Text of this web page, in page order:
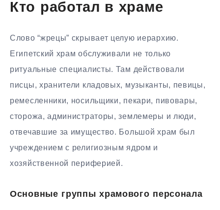
Кто работал в храме
Слово “жрецы” скрывает целую иерархию.
Египетский храм обслуживали не только
ритуальные специалисты. Там действовали
писцы, хранители кладовых, музыканты, певицы,
ремесленники, носильщики, пекари, пивовары,
сторожа, администраторы, землемеры и люди,
отвечавшие за имущество. Большой храм был
учреждением с религиозным ядром и
хозяйственной периферией.
Основные группы храмового персонала